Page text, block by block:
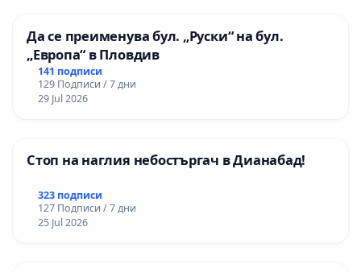
Да се преименува бул. „Руски“ на бул.
„Европа“ в Пловдив
141 подписи
129 Подписи / 7 дни
29 Jul 2026
Стоп на наглия небостъргач в Дианабад!
323 подписи
127 Подписи / 7 дни
25 Jul 2026